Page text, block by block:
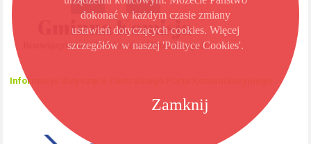
Informacje dotyczące Centralnego Portu Komunikacyjnego
Zamknij
dokonać w każdym czasie zmiany
ustawień dotyczących cookies. Więcej
szczegółów w naszej 'Polityce Cookies'.